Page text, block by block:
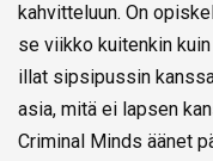
kahvitteluun. On
se viikko kuitenkin
illat sipsipussin
asia, mitä ei lapsen
Criminal Minds äänet